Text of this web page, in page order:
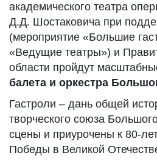
академического театра
Д.Д. Шостаковича при
(мероприятие «Большие
«Ведущие театры») и
области пройдут
балета и оркестра
Гастроли – дань общей
творческого союза
сцены и приурочены к 80-
Победы в Великой